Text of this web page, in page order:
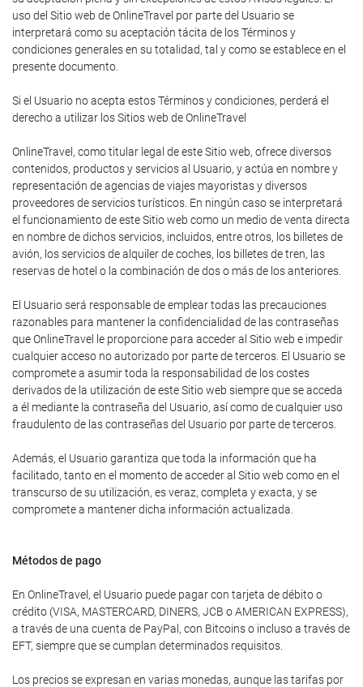
uso del Sitio web de OnlineTravel por parte del Usuario se
interpretará como su aceptación tácita de los Términos y
condiciones generales en su totalidad, tal y como se establece en el
presente documento.
Si el Usuario no acepta estos Términos y condiciones, perderá el
derecho a utilizar los Sitios web de OnlineTravel
OnlineTravel, como titular legal de este Sitio web, ofrece diversos
contenidos, productos y servicios al Usuario, y actúa en nombre y
representación de agencias de viajes mayoristas y diversos
proveedores de servicios turísticos. En ningún caso se interpretará
el funcionamiento de este Sitio web como un medio de venta directa
en nombre de dichos servicios, incluidos, entre otros, los billetes de
avión, los servicios de alquiler de coches, los billetes de tren, las
reservas de hotel o la combinación de dos o más de los anteriores.
El Usuario será responsable de emplear todas las precauciones
razonables para mantener la confidencialidad de las contraseñas
que OnlineTravel le proporcione para acceder al Sitio web e impedir
cualquier acceso no autorizado por parte de terceros. El Usuario se
compromete a asumir toda la responsabilidad de los costes
derivados de la utilización de este Sitio web siempre que se acceda
a él mediante la contraseña del Usuario, así como de cualquier uso
fraudulento de las contraseñas del Usuario por parte de terceros.
Además, el Usuario garantiza que toda la información que ha
facilitado, tanto en el momento de acceder al Sitio web como en el
transcurso de su utilización, es veraz, completa y exacta, y se
compromete a mantener dicha información actualizada.
Métodos de pago
En OnlineTravel, el Usuario puede pagar con tarjeta de débito o
crédito (VISA, MASTERCARD, DINERS, JCB o AMERICAN EXPRESS),
a través de una cuenta de PayPal, con Bitcoins o incluso a través de
EFT, siempre que se cumplan determinados requisitos.
Los precios se expresan en varias monedas, aunque las tarifas por